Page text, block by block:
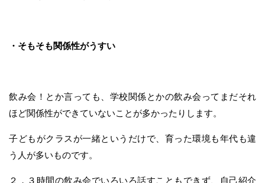
・そもそも関係性がうすい
飲み会！とか言っても、学校関係とかの飲み会ってまだそれ
ほど関係性ができていないことが多かったりします。
子どもがクラスが一緒というだけで、育った環境も年代も違
う人が多いものです。
２，３時間の飲み会でいろいろ話すこともできず、自己紹介